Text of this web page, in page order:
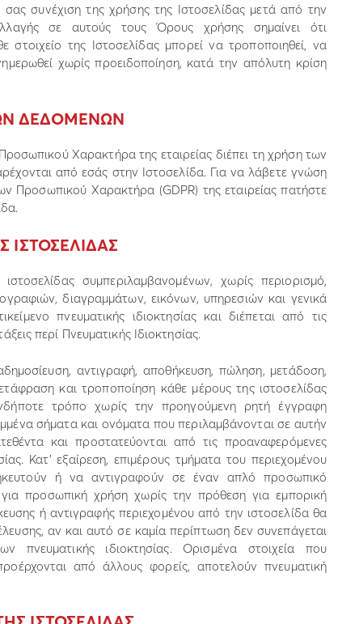
συνέχιση της χρήσης της Ιστοσελίδας µετά από την
σε αυτούς τους Όρους χρήσης σηµαίνει ότι
στοιχείο της Ιστοσελίδας µπορεί να τροποποιηθεί, να
χωρίς προειδοποίηση, κατά την απόλυτη κρίση
∆Ε∆ΟΜΕΝΩΝ
Χαρακτήρα της εταιρείας διέπει τη χρήση των
από εσάς στην Ιστοσελίδα. Για να λάβετε γνώση
Προσωπικού Χαρακτήρα (GDPR) της εταιρείας πατήστε
ΙΣΤΟΣΕΛΙ∆ΑΣ
συµπεριλαµβανοµένων, χωρίς περιορισµό,
διαγραµµάτων, εικόνων, υπηρεσιών και γενικά
πνευµατικής ιδιοκτησίας και διέπεται από τις
περί Πνευµατικής Ιδιοκτησίας.
αντιγραφή, αποθήκευση, πώληση, µετάδοση,
και τροποποίηση κάθε µέρους της ιστοσελίδας
τρόπο χωρίς την προηγούµενη ρητή έγγραφη
σήµατα και ονόµατα που περιλαµβάνονται σε αυτήν
και προστατεύονται από τις προαναφερόµενες
Κατ’ εξαίρεση, επιµέρους τµήµατα του περιεχοµένου
ή να αντιγραφούν σε έναν απλό προσωπικό
προσωπική χρήση χωρίς την πρόθεση για εµπορική
ή αντιγραφής περιεχοµένου από την ιστοσελίδα θα
αν και αυτό σε καµία περίπτωση δεν συνεπάγεται
πνευµατικής ιδιοκτησίας. Ορισµένα στοιχεία που
από άλλους φορείς, αποτελούν πνευµατική